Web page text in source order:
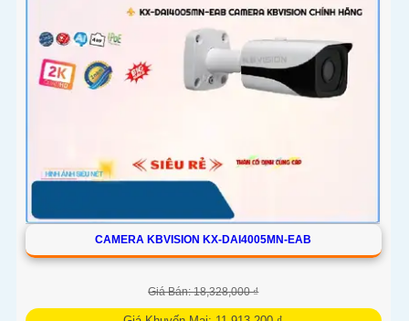
CAMERA KBVISION KX-DAI4005MN-EAB
Giá Bán: 18,328,000 ₫